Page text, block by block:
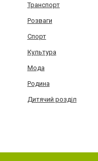
Транспорт
Розваги
Спорт
Культура
Мода
Родина
Дитячий розділ